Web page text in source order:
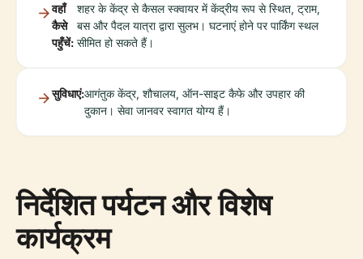
वहाँ
कैसे
पहुँचें:
शहर के केंद्र से कैसल स्क्वायर में केंद्रीय रूप से स्थित, ट्राम,
बस और पैदल यात्रा द्वारा सुलभ। घटनाएं होने पर पार्किंग स्थल
सीमित हो सकते हैं।
सुविधाएं:आगंतुक केंद्र, शौचालय, ऑन-साइट कैफे और उपहार की
दुकान। सेवा जानवर स्वागत योग्य हैं।
निर्देशित पर्यटन और विशेष
कार्यक्रम